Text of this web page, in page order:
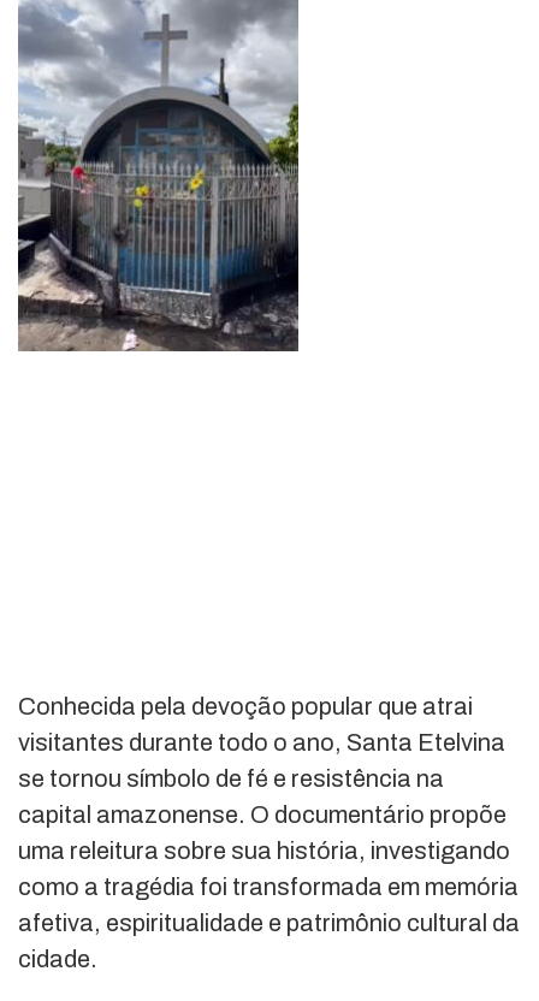
Conhecida pela devoção popular que atrai
visitantes durante todo o ano, Santa Etelvina
se tornou símbolo de fé e resistência na
capital amazonense. O documentário propõe
uma releitura sobre sua história, investigando
como a tragédia foi transformada em memória
afetiva, espiritualidade e patrimônio cultural da
cidade.